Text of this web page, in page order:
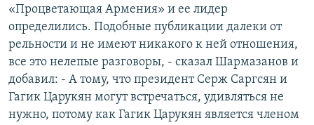
«Процветающая Армения» и ее лидер
определились. Подобные публикации далеки от
рельности и не имеют никакого к ней отношения,
все это нелепые разговоры, - сказал Шармазанов и
добавил: - А тому, что президент Серж Саргсян и
Гагик Царукян могут встречаться, удивляться не
нужно, потому как Гагик Царукян является членом